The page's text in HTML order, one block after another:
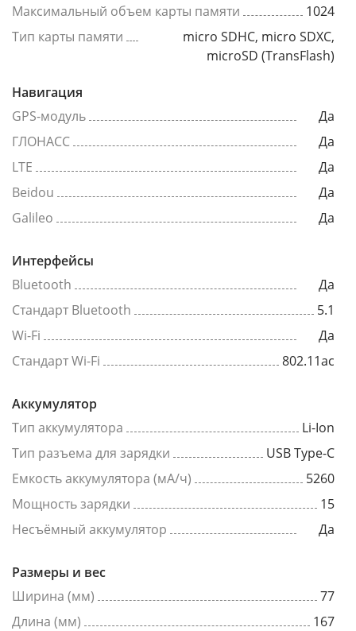
Максимальный объем карты памяти
1024
Тип карты памяти
micro SDHC, micro SDXC,
microSD (TransFlash)
Навигация
GPS-модуль
Да
ГЛОНАСС
Да
LTE
Да
Beidou
Да
Galileo
Да
Интерфейсы
Bluetooth
Да
Стандарт Bluetooth
5.1
Wi-Fi
Да
Стандарт Wi-Fi
802.11ac
Аккумулятор
Тип аккумулятора
Li-Ion
Тип разъема для зарядки
USB Type-C
Емкость аккумулятора (мА/ч)
5260
Мощность зарядки
15
Несъёмный аккумулятор
Да
Размеры и вес
Ширина (мм)
77
Длина (мм)
167